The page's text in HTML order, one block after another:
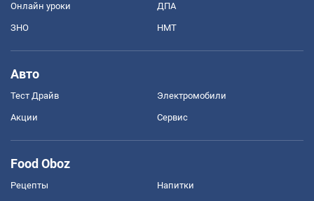
Онлайн уроки ДПА
ЗНО НМТ
Авто
Тест Драйв Электромобили
Акции Сервис
Food Oboz
Рецепты Напитки